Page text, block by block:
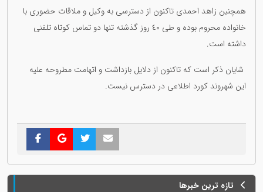
همچنین زاهد احمدی تاکنون از دسترسی به وکیل و ملاقات حضوری با
خانواده محروم بوده و طی ٤٠ روز گذشته تنها دو تماس کوتاه تلفنی
داشته است.
شایان ذکر است که تاکنون از دلایل بازداشت و اتهامت مطروحه علیه
این شهروند کورد اطلاعی در دسترس نیست.
تازه ترین خبرها